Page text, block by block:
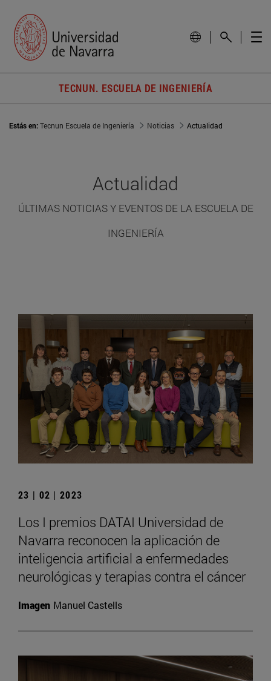
TECNUN. ESCUELA DE INGENIERÍA
Estás en:Tecnun Escuela de Ingeniería Noticias Actualidad
Actualidad
ÚLTIMAS NOTICIAS Y EVENTOS DE LA ESCUELA DE
INGENIERÍA
23 | 02 | 2023
Los I premios DATAI Universidad de
Navarra reconocen la aplicación de
inteligencia artificial a enfermedades
neurológicas y terapias contra el cáncer
Imagen Manuel Castells